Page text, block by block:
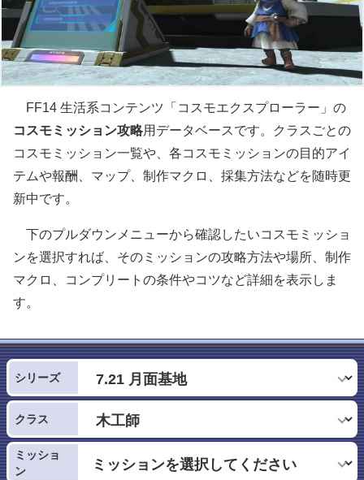
FF14 生活系コンテンツ「コスモエクスプローラー」の
コスモミッション攻略用データベースです。クラスごとの
コスモミッション一覧や、各コスモミッションの目的アイ
テムや報酬、マップ、制作マクロ、採集方法などを随時更
新中です。
下のプルダウンメニューから確認したいコスモミッショ
ンを選択すれば、そのミッションの攻略方法や場所、制作
マクロ、コンプリートの条件やコツなど詳細を表示しま
す。
シリーズ
クラス
ミッショ
ン